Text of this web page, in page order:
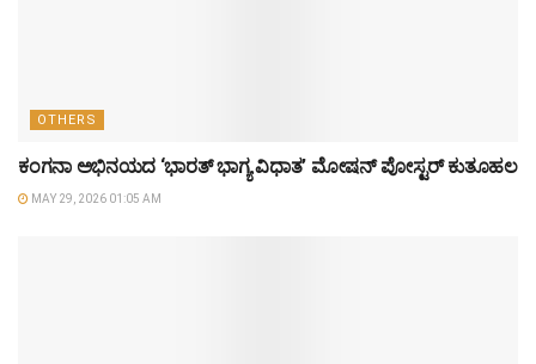
OTHERS
ಕಂಗನಾ ಅಭಿನಯದ ‘ಭಾರತ್ ಭಾಗ್ಯ ವಿಧಾತ’ ಮೋಷನ್ ಪೋಸ್ಟರ್ ಕುತೂಹಲ
MAY 29, 2026 01:05 AM